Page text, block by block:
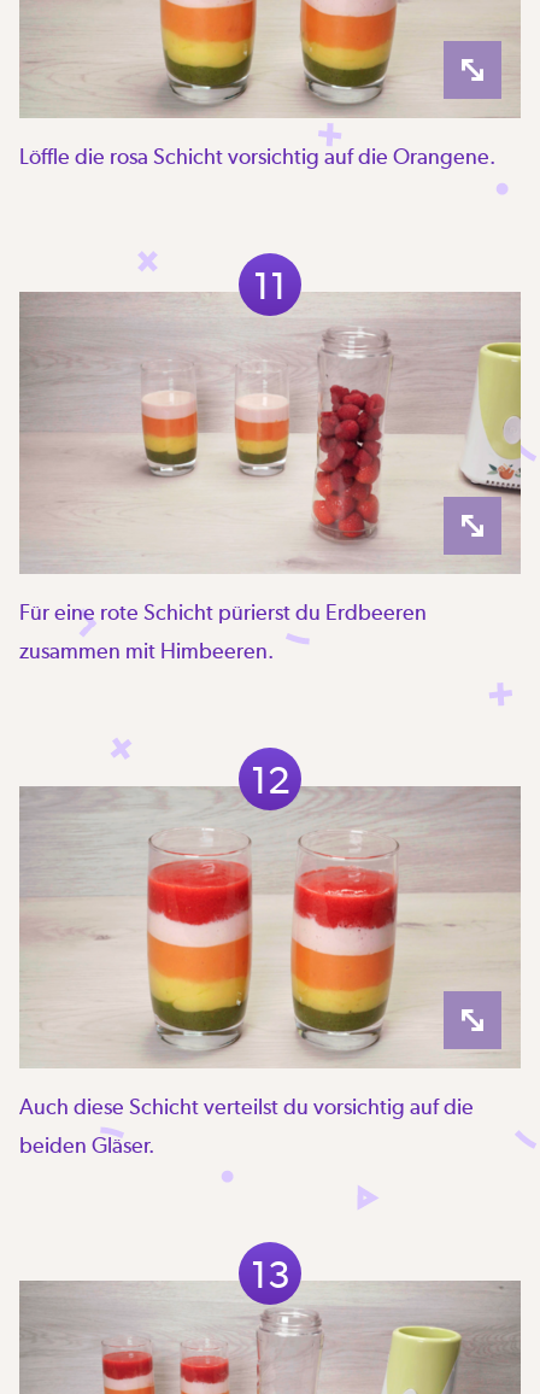
Löffle die rosa Schicht vorsichtig auf die Orangene.
11
Für eine rote Schicht pürierst du Erdbeeren
zusammen mit Himbeeren.
12
Auch diese Schicht verteilst du vorsichtig auf die
beiden Gläser.
13